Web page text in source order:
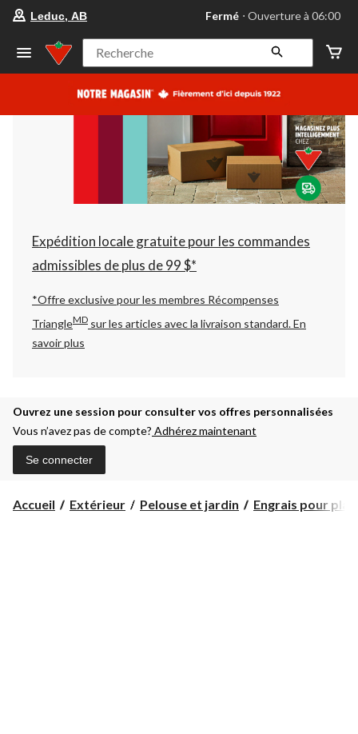
votre
préféré
Leduc,
AB,
courament
Ouverture
à
06:00
cliquer
pour
changer
Leduc, AB Fermé ⋅ Ouverture à 06:00
Recherche
Expédition locale gratuite pour les commandes
admissibles de plus de 99 $*
*Offre exclusive pour les membres Récompenses
TriangleMD sur les articles avec la livraison standard.En
savoir plus
Ouvrez une session pour consulter vos offres personnalisées
Vous n’avez pas de compte? Adhérez maintenant
Se connecter
Accueil Extérieur Pelouse et jardin Engrais pour